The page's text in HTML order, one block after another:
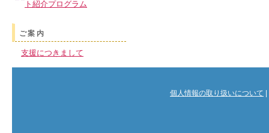
ご案内
支援につきまして
個人情報の取り扱いについて